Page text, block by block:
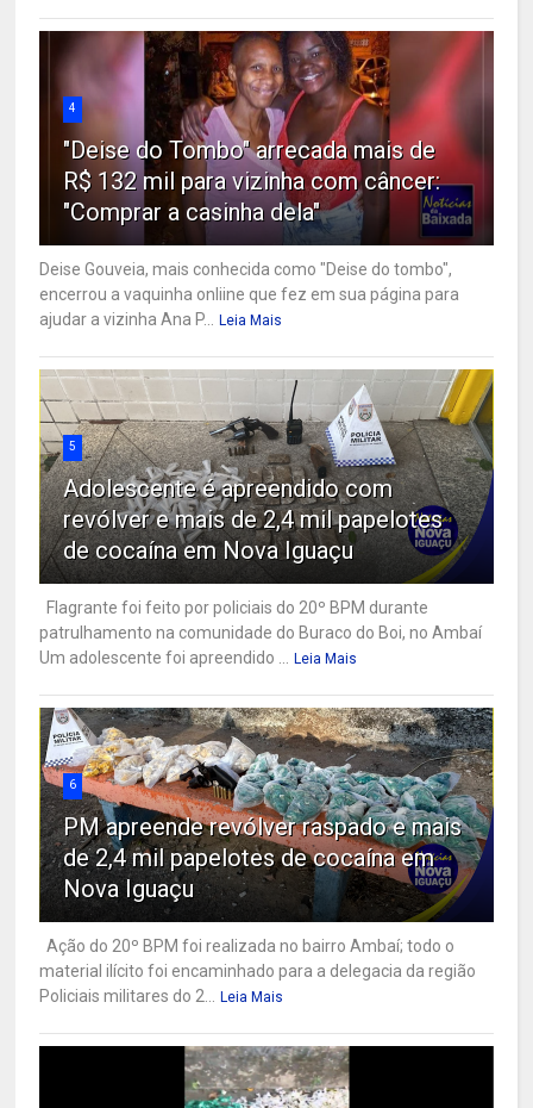
4
"Deise do Tombo" arrecada mais de
R$ 132 mil para vizinha com câncer:
"Comprar a casinha dela"
Deise Gouveia, mais conhecida como "Deise do tombo",
encerrou a vaquinha onliine que fez em sua página para
ajudar a vizinha Ana P... Leia Mais
5
Adolescente é apreendido com
revólver e mais de 2,4 mil papelotes
de cocaína em Nova Iguaçu
Flagrante foi feito por policiais do 20º BPM durante
patrulhamento na comunidade do Buraco do Boi, no Ambaí
Um adolescente foi apreendido ... Leia Mais
6
PM apreende revólver raspado e mais
de 2,4 mil papelotes de cocaína em
Nova Iguaçu
Ação do 20º BPM foi realizada no bairro Ambaí; todo o
material ilícito foi encaminhado para a delegacia da região
Policiais militares do 2... Leia Mais